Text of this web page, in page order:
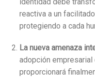
reactiva a un
protegiendo a cada
La nueva amenaza
adopción
proporcionará